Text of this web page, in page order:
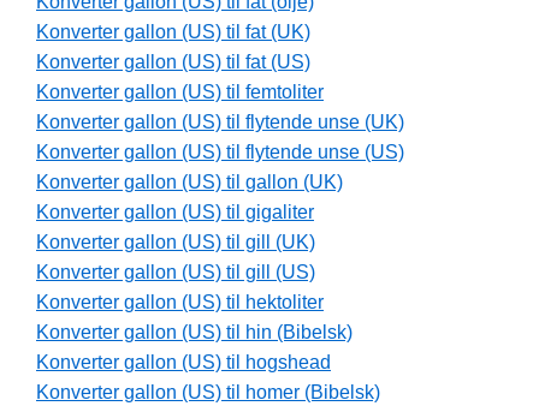
Konverter gallon (US) til fat (UK)
Konverter gallon (US) til fat (US)
Konverter gallon (US) til femtoliter
Konverter gallon (US) til flytende unse (UK)
Konverter gallon (US) til flytende unse (US)
Konverter gallon (US) til gallon (UK)
Konverter gallon (US) til gigaliter
Konverter gallon (US) til gill (UK)
Konverter gallon (US) til gill (US)
Konverter gallon (US) til hektoliter
Konverter gallon (US) til hin (Bibelsk)
Konverter gallon (US) til hogshead
Konverter gallon (US) til homer (Bibelsk)